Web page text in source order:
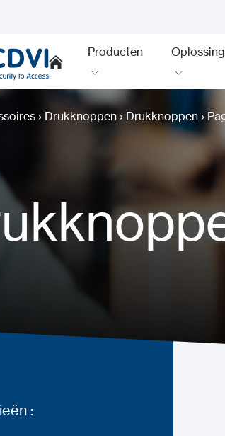
Producten
› Drukknoppen › Drukknoppen ›
: